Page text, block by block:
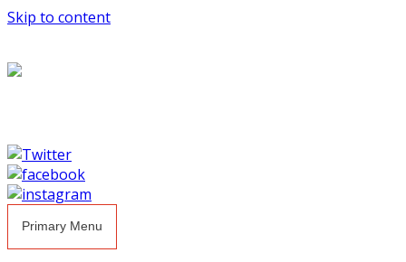
Skip to content
Primary Menu